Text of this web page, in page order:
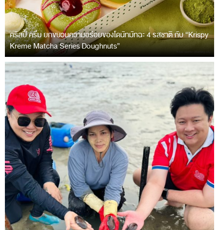
คริสปี้ ครีม ยกขบวนความอร่อยของโดนัทมัทฉะ 4 รสชาติ กับ “Krispy
Kreme Matcha Series Doughnuts”